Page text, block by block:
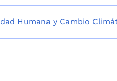
Humana y Cambio